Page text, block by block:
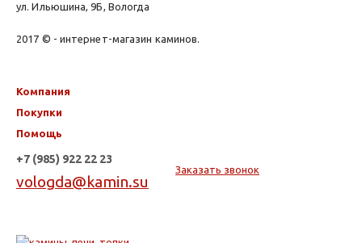
ул. Ильюшина, 9Б, Вологда
2017 © - интернет-магазин каминов.
Компания
Покупки
Помощь
+7 (985) 922 22 23
vologda@kamin.su
Заказать звонок